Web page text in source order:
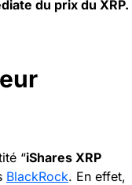
du prix du XRP.
“iShares XRP
BlackRock. En effet,